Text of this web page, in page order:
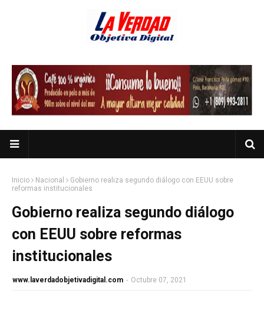
Inicio Nacional
Gobierno realiza segundo diálogo con EEUU sobre
reformas institucionales
Gobierno realiza segundo diálogo
con EEUU sobre reformas
institucionales
www.laverdadobjetivadigital.com - Octubre 07, 2021